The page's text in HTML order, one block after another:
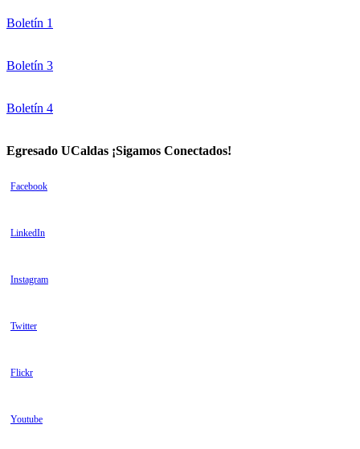
Boletín 1
Boletín 3
Boletín 4
Egresado UCaldas ¡Sigamos Conectados!
Facebook
LinkedIn
Instagram
Twitter
Flickr
Youtube